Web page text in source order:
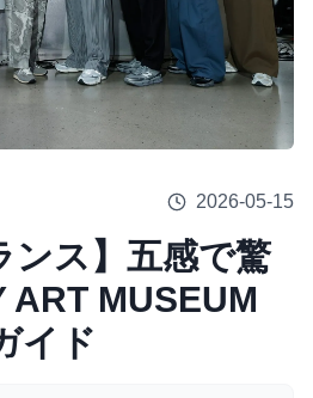
2026-05-15
ンス】五感で驚
ART MUSEUM
イド